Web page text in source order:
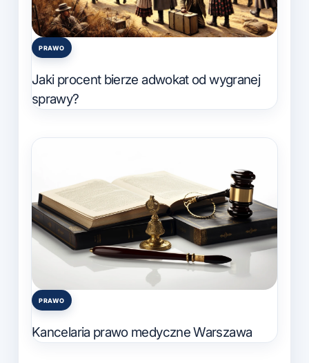
Posted
PRAWO
Jaki procent bierze adwokat od wygranej
sprawy?
Posted
PRAWO
Kancelaria prawo medyczne Warszawa